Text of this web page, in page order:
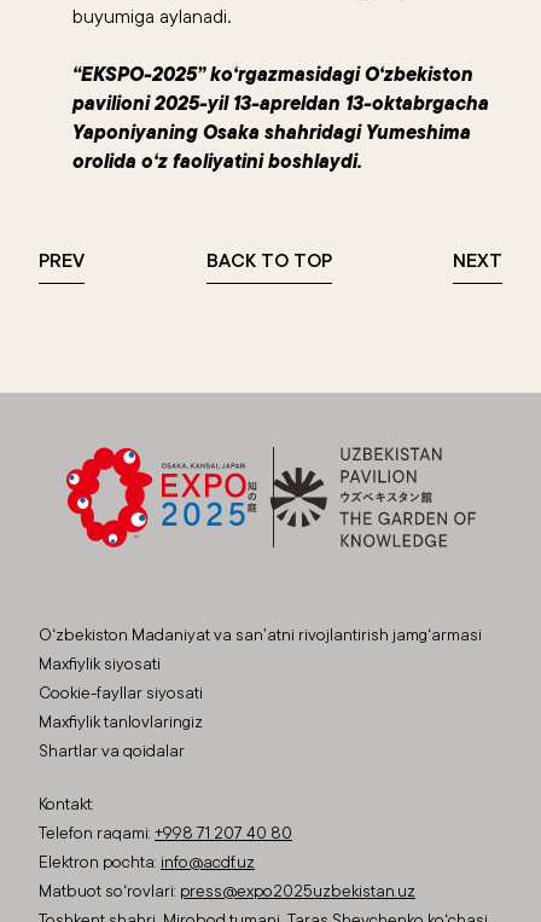
buyumiga aylanadi.
“EKSPO-2025” ko‘rgazmasidagi O‘zbekiston
pavilioni 2025-yil 13-apreldan 13-oktabrgacha
Yaponiyaning Osaka shahridagi Yumeshima
orolida o‘z faoliyatini boshlaydi.
PREV BACK TO TOP NEXT
O‘zbekiston Madaniyat va san’atni rivojlantirish jamg‘armasi
Maxfiylik siyosati
Cookie-fayllar siyosati
Maxfiylik tanlovlaringiz
Shartlar va qoidalar
Kontakt:
Telefon raqami: +998 71 207 40 80
Elektron pochta: info@acdf.uz
Matbuot so‘rovlari: press@expo2025uzbekistan.uz